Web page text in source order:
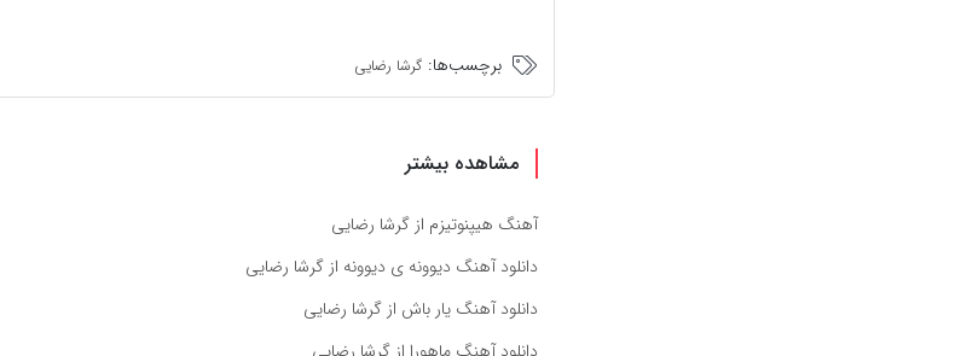
برچسب‌ها: گرشا رضایی
مشاهده بیشتر
آهنگ هیپنوتیزم از گرشا رضایی
دانلود آهنگ دیوونه ی دیوونه از گرشا رضایی
دانلود آهنگ یار باش از گرشا رضایی